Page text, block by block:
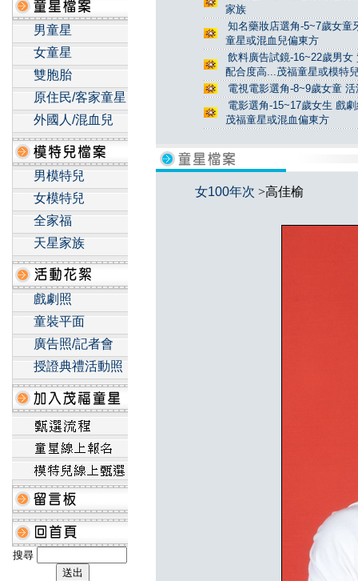
男童星
女童星
雙胞胎
原住民/客家童星
外國人/混血兒
男模特兒
女模特兒
全家福
天星家族
戲劇照
童裝平面
廣告照/記者會
授證典禮活動照
搜尋
家族
知名藥妝店選角-5~7歲女童
童星或混血兒偏東方
飲料廣告試鏡-16~22歲男
配合度高...茂福童星或模特
電視電影選角-8~9歲女童
電影選角-15~17歲女生 戲
茂福童星或混血偏東方
女100年次 >高佳榆